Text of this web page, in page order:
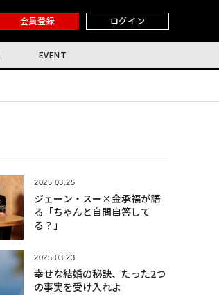
会員登録 ログイン
EVENT
2025.03.25
ジェーン・スー×金承福が語
る「ちゃんと自問自答して
る？」
2025.03.23
幸せな結婚の秘訣、たった2つ
の事実を受け入れよ